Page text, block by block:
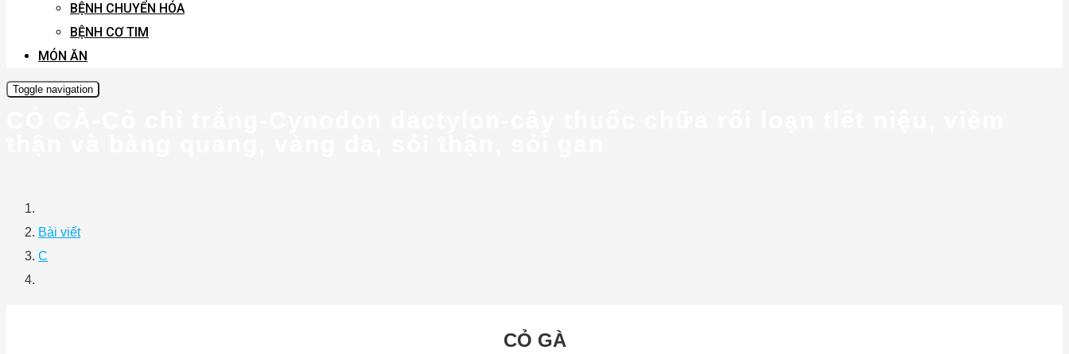
BỆNH CHUYỂN HÓA
BỆNH CƠ TIM
MÓN ĂN
Toggle navigation
Bài viết
C
CỎ GÀ